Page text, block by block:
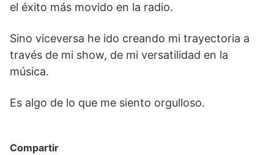
el éxito más movido en la radio.
Sino viceversa he ido creando mi trayectoria a
través de mi show, de mi versatilidad en la
música.
Es algo de lo que me siento orgulloso.
Compartir